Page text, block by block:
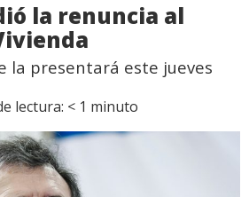
la renuncia al
la presentará este jueves
lectura: < 1 minuto